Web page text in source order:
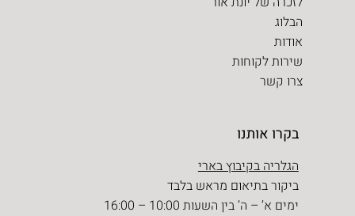
בקרו אותנו
הגלריה בקיבוץ בארי
ביקור בתיאום מראש בלבד
ימים א’ – ה’ בין השעות 10:00 – 16:00
הבלוג
אודות
שירות לקוחות
צרו קשר